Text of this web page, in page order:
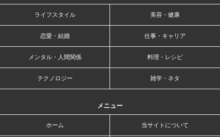
ライフスタイル 美容・健康
恋愛・結婚 仕事・キャリア
メンタル・人間関係 料理・レシピ
テクノロジー 雑学・ネタ
メニュー
ホーム 当サイトについて